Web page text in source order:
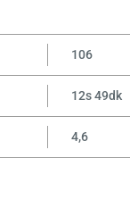
106
12s 49dk
4,6